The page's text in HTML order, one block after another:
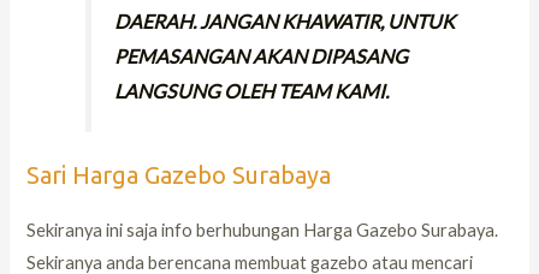
DAERAH. JANGAN KHAWATIR, UNTUK
PEMASANGAN AKAN DIPASANG
LANGSUNG OLEH TEAM KAMI.
Sari Harga Gazebo Surabaya
Sekiranya ini saja info berhubungan Harga Gazebo Surabaya.
Sekiranya anda berencana membuat gazebo atau mencari